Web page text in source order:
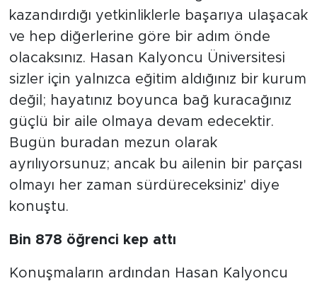
kazandırdığı yetkinliklerle başarıya ulaşacak
ve hep diğerlerine göre bir adım önde
olacaksınız. Hasan Kalyoncu Üniversitesi
sizler için yalnızca eğitim aldığınız bir kurum
değil; hayatınız boyunca bağ kuracağınız
güçlü bir aile olmaya devam edecektir.
Bugün buradan mezun olarak
ayrılıyorsunuz; ancak bu ailenin bir parçası
olmayı her zaman sürdüreceksiniz' diye
konuştu.
Bin 878 öğrenci kep attı
Konuşmaların ardından Hasan Kalyoncu